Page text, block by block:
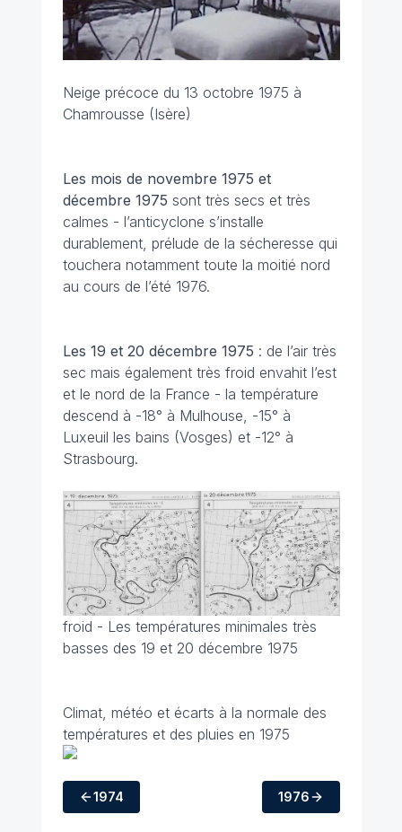
Neige précoce du 13 octobre 1975 à
Chamrousse (Isère)
Les mois de novembre 1975 et
décembre 1975 sont très secs et très
calmes - l’anticyclone s’installe
durablement, prélude de la sécheresse qui
touchera notamment toute la moitié nord
au cours de l’été 1976.
Les 19 et 20 décembre 1975 : de l’air très
sec mais également très froid envahit l’est
et le nord de la France - la température
descend à -18° à Mulhouse, -15° à
Luxeuil les bains (Vosges) et -12° à
Strasbourg.
froid - Les températures minimales très
basses des 19 et 20 décembre 1975
Climat, météo et écarts à la normale des
températures et des pluies en 1975
1974 1976